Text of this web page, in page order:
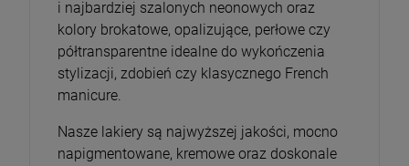
i najbardziej szalonych neonowych oraz
kolory brokatowe, opalizujące, perłowe czy
półtransparentne idealne do wykończenia
stylizacji, zdobień czy klasycznego French
manicure.
Nasze lakiery są najwyższej jakości, mocno
napigmentowane, kremowe oraz doskonale